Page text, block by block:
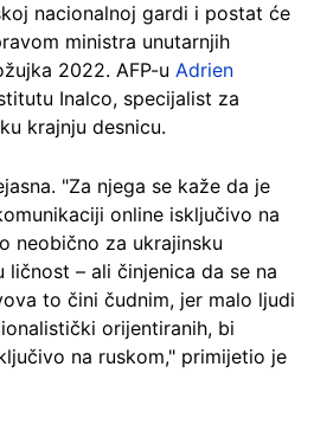
nacionalnoj gardi i postat će
ministra unutarnjih
2022. AFP-u Adrien
Inalco, specijalist za
krajnju desnicu.
"Za njega se kaže da je
online isključivo na
neobično za ukrajinsku
ličnost – ali činjenica da se na
to čini čudnim, jer malo ljudi
orijentiranih, bi
na ruskom," primijetio je